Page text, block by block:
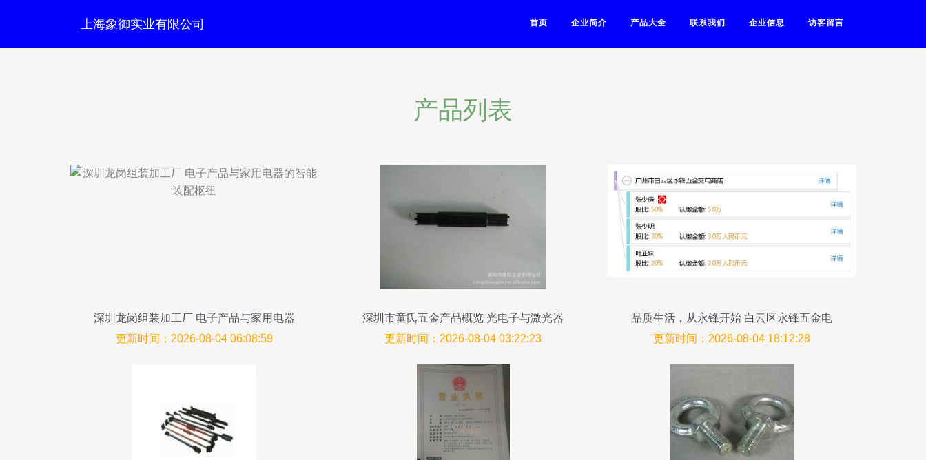
上海象御实业有限公司 首页 企业简介 产品大全 联系我们 企业信息 访客留言
产品列表
深圳龙岗组装加工厂 电子产品与家用电器
的智能装配枢纽
更新时间：2026-08-04 06:08:59
深圳市童氏五金产品概览 光电子与激光器
件及五金交电系列
更新时间：2026-08-04 03:22:23
品质生活，从永锋开始 白云区永锋五金电
器的家用电器推荐
更新时间：2026-08-04 18:12:28